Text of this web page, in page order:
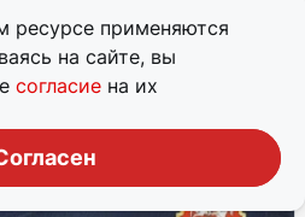
ресурсе применяются
на сайте, вы
согласие на их